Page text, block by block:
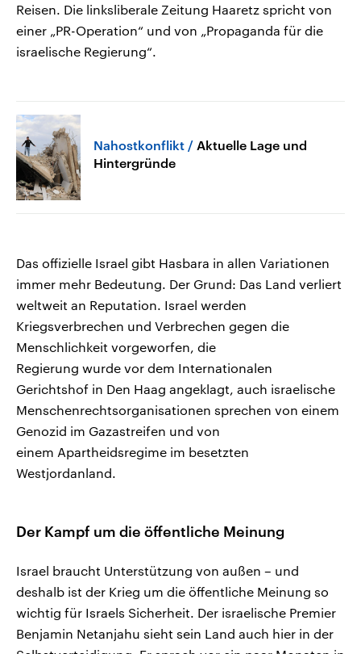
Reisen. Die linksliberale Zeitung Haaretz spricht von
einer „PR-Operation“ und von „Propaganda für die
israelische Regierung“.
Nahostkonflikt
Aktuelle Lage und
Hintergründe
Das offizielle Israel gibt Hasbara in allen Variationen
immer mehr Bedeutung. Der Grund: Das Land verliert
weltweit an Reputation. Israel werden
Kriegsverbrechen und Verbrechen gegen die
Menschlichkeit vorgeworfen, die
Regierung wurde vor dem Internationalen
Gerichtshof in Den Haag angeklagt, auch israelische
Menschenrechtsorganisationen sprechen von einem
Genozid im Gazastreifen und von
einem Apartheidsregime im besetzten
Westjordanland.
Der Kampf um die öffentliche Meinung
Israel braucht Unterstützung von außen – und
deshalb ist der Krieg um die öffentliche Meinung so
wichtig für Israels Sicherheit. Der israelische Premier
Benjamin Netanjahu sieht sein Land auch hier in der